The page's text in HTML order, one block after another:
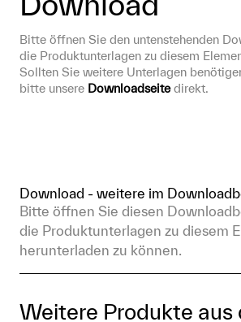
Bitte öffnen Sie den untenstehenden
die Produktunterlagen zu diesem
Sollten Sie weitere Unterlagen
bitte unsere Downloadseite direkt.
Download - weitere im
Bitte öffnen Sie diesen
die Produktunterlagen zu diesem
herunterladen zu können.
Weitere Produkte aus